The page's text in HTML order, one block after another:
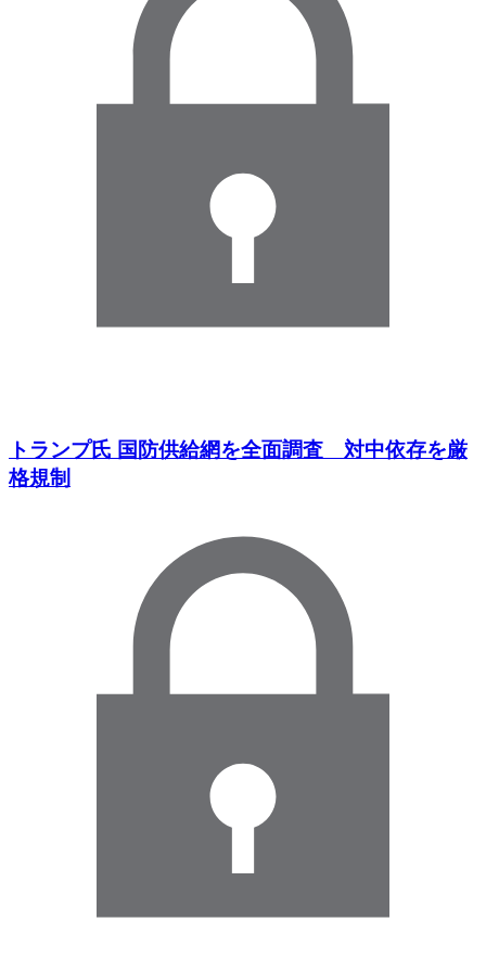
トランプ氏 国防供給網を全面調査 対中依存を厳
格規制